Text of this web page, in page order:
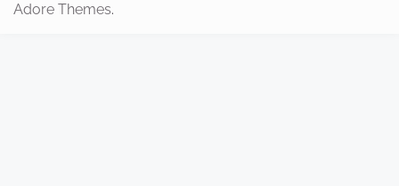
Adore Themes.